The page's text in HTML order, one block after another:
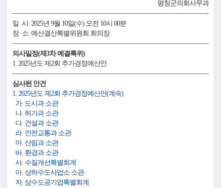
평창군의회사무과
일 시: 2025년 9월 10일(수) 오전 10시 00분
장 소: 예산결산특별위원회 회의장
의사일정(제3차 예결특위)
1. 2025년도 제2회 추가경정예산안
심사된 안건
1. 2025년도 제2회 추가경정예산안(계속)
가. 도시과 소관
나. 허가과 소관
다. 건설과 소관
라. 안전교통과 소관
마. 산림과 소관
바. 환경과 소관
사. 수질개선특별회계
아. 상하수도사업소 소관
자. 상수도공기업특별회계